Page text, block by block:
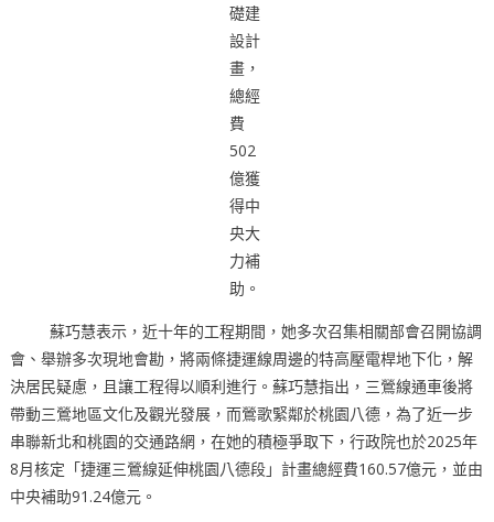
礎建
設計
畫，
總經
費
502
億獲
得中
央大
力補
助。
蘇巧慧表示，近十年的工程期間，她多次召集相關部會召開協調
會、舉辦多次現地會勘，將兩條捷運線周邊的特高壓電桿地下化，解
決居民疑慮，且讓工程得以順利進行。蘇巧慧指出，三鶯線通車後將
帶動三鶯地區文化及觀光發展，而鶯歌緊鄰於桃園八德，為了近一步
串聯新北和桃園的交通路網，在她的積極爭取下，行政院也於2025年
8月核定「捷運三鶯線延伸桃園八德段」計畫總經費160.57億元，並由
中央補助91.24億元。